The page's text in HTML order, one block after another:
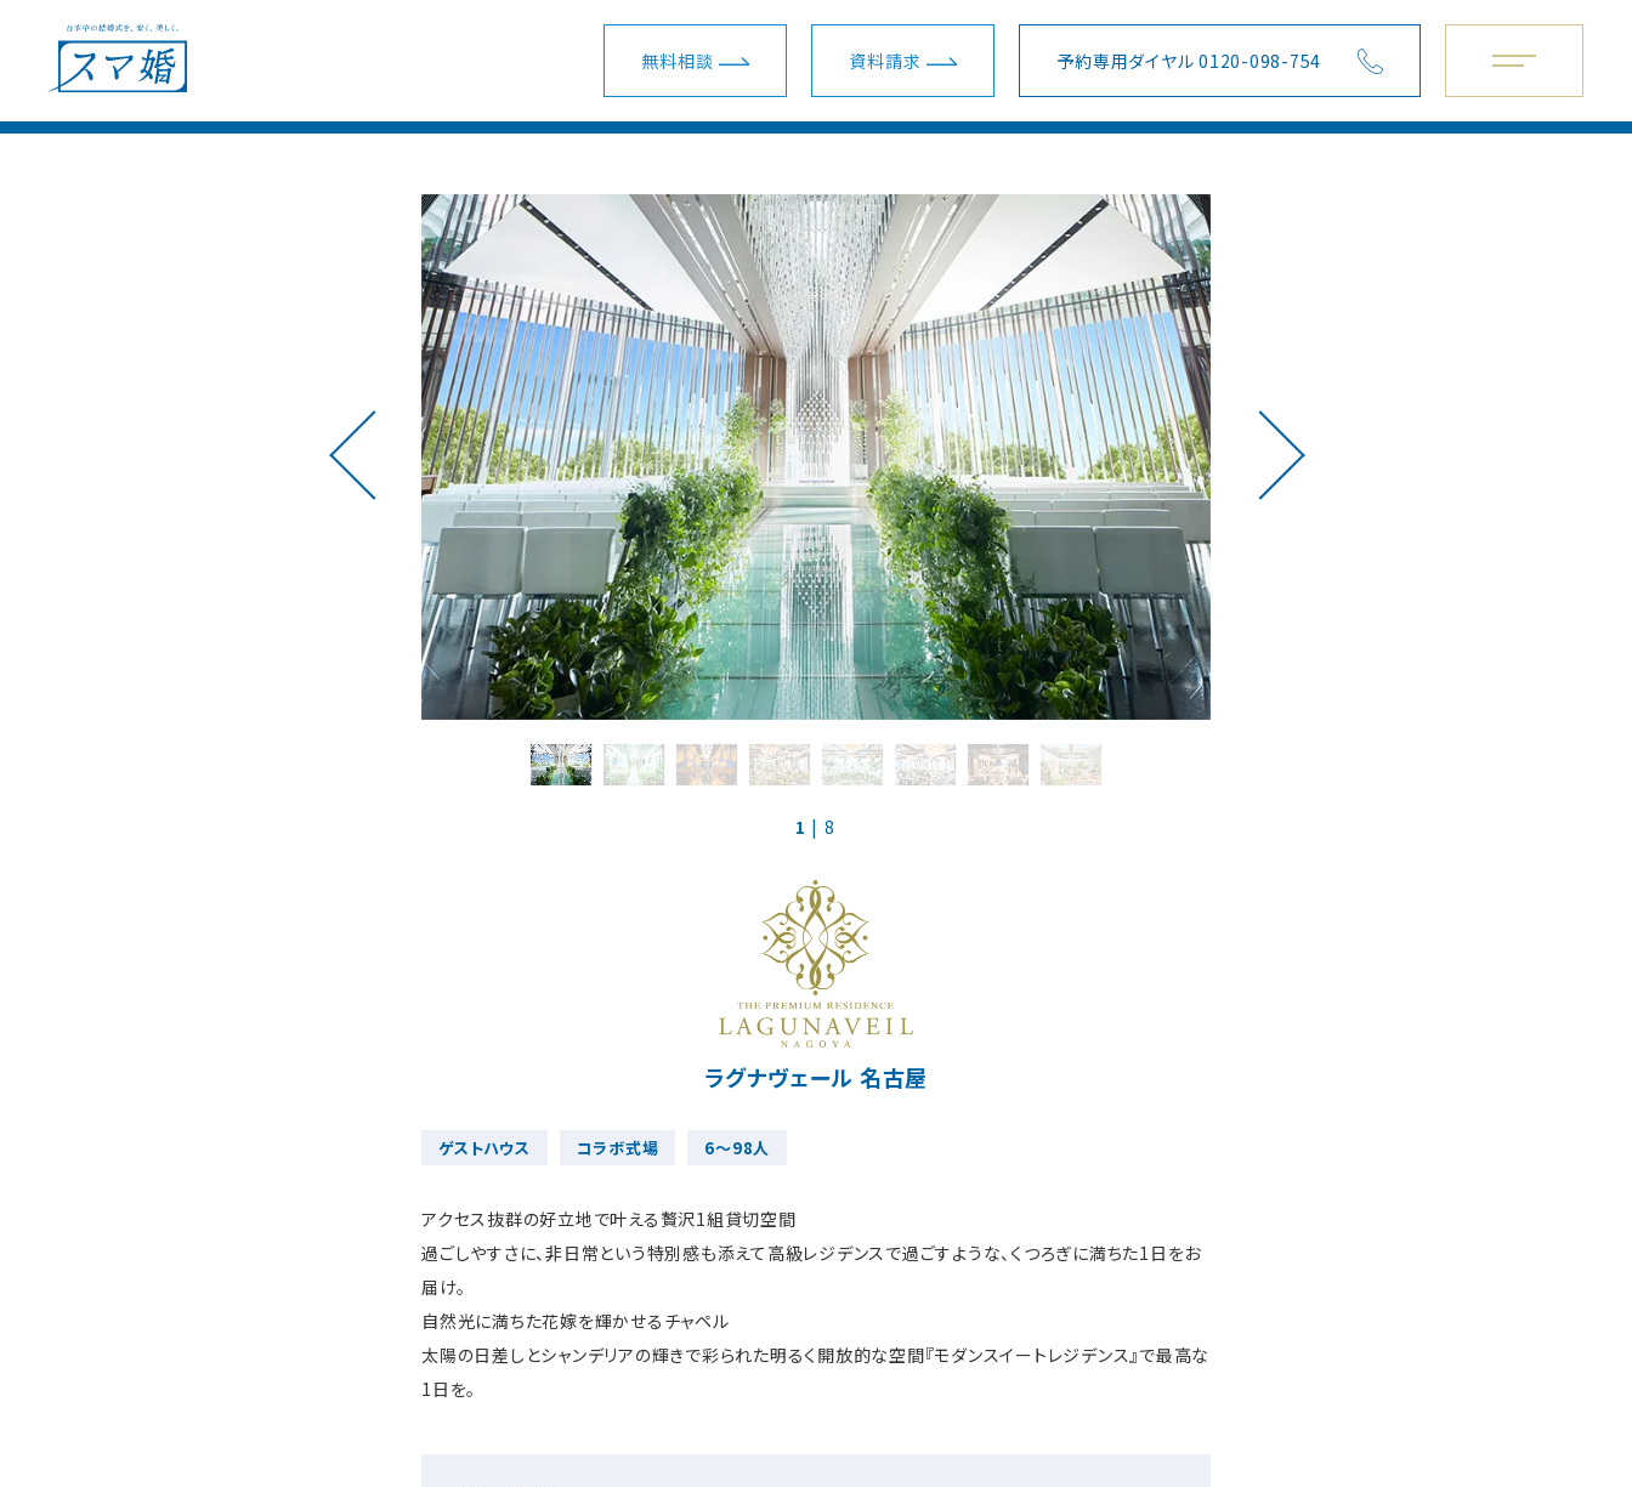
無料相談 資料請求 予約専用ダイヤル 0120-098-754
ウェディングプラン ショールーム・サロン 会場を探す
会場別見積例 装花・ドレス・料理
フェア＆キャンペーン 安さの秘密
ウェディングレポート 結婚準備ガイド
お知らせ
予約専用ダイヤル 0120-098-754
ウェディングプラン一覧
スマ婚 挙式＋披露宴
スマ婚少人数挙式
スマ婚フォト＋挙式
スマ婚会費制パーティー
スマ婚二次会
ショールーム・サロン一覧
新宿ショールーム
名古屋ショールーム
梅田ショールーム
横浜サロン
大宮サロン
京都サロン
神戸サロン
会場一覧
関東
東海
関西
地方主要都市
コラボ式場
海外リゾート
1 | 8
ラグナヴェール 名古屋
ゲストハウス コラボ式場 6～98人
アクセス抜群の好立地で叶える贅沢1組貸切空間
過ごしやすさに、非日常という特別感も添えて高級レジデンスで過ごすような、くつろぎに満ちた1日をお
届け。
自然光に満ちた花嫁を輝かせるチャペル
太陽の日差しとシャンデリアの輝きで彩られた明るく開放的な空間『モダンスイートレジデンス』で最高な
1日を。